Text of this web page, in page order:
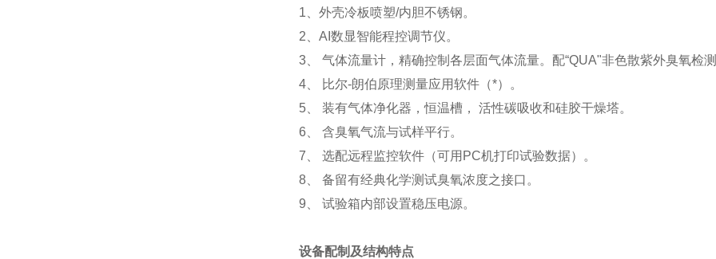
1、外壳冷板喷塑/内胆不锈钢。
2、AI数显智能程控调节仪。
3、 气体流量计，精确控制各层面气体流量。配“QUA"非色散紫外臭氧检
4、 比尔-朗伯原理测量应用软件（*）。
5、 装有气体净化器，恒温槽， 活性碳吸收和硅胶干燥塔。
6、 含臭氧气流与试样平行。
7、 选配远程监控软件（可用PC机打印试验数据）。
8、 备留有经典化学测试臭氧浓度之接口。
9、 试验箱内部设置稳压电源。
设备配制及结构特点